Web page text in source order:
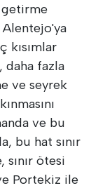
kısımlar
daha fazla
ve seyrek
ve bu
bu hat sınır
sınır ötesi
Portekiz ile